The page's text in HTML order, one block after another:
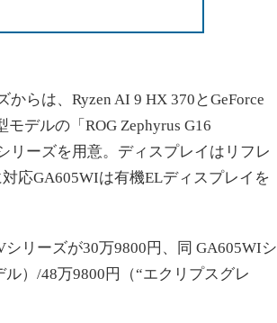
らは、Ryzen AI 9 HX 370とGeForce
デルの「ROG Zephyrus G16
リーズを用意。ディスプレイはリフレ
応GA605WIは有機ELディスプレイを
リーズが30万9800円、同 GA605WIシ
）/48万9800円（“エクリプスグレ